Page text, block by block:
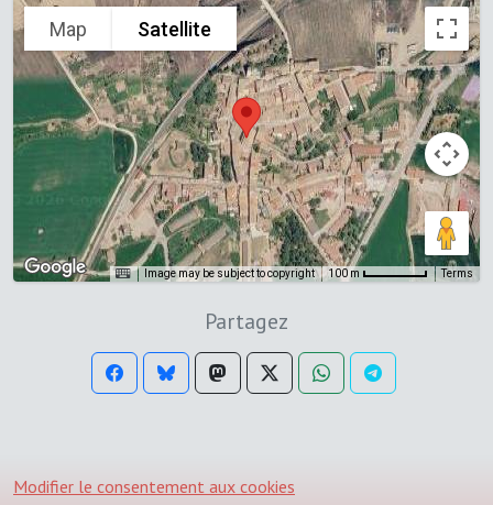
Map Satellite
Image may be subject to copyright 100 m Terms
Partagez
Modifier le consentement aux cookies